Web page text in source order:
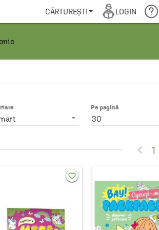
CĂRTUREȘTI LOGIN
Pe pagină
30
 1
favorite_border